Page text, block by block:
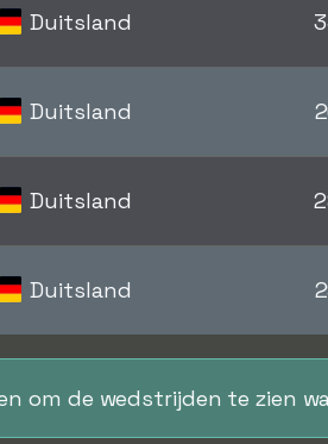
Duitsland
Duitsland
Duitsland
Duitsland
om de wedstrijden te zien